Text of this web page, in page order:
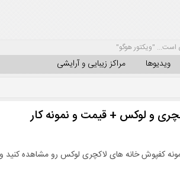
"ویکتور هوگو"
ویدیوها مراکز زیبایی و آرایشی
و لوکس + قیمت و نمونه کار
کفپوش خانه های لاکچری لوکس رو مشاهده کنید